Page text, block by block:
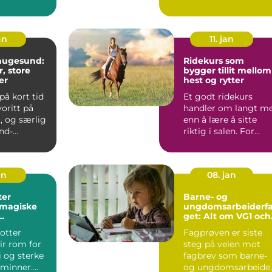
hverda...
store
kort tid
på
og særlig
11. jan
Ridekurs som
bygger tillit mellom
hest og rytter
Et godt ridekurs
handler om langt
enn å lære å sitte
riktig i salen. For
starten ...
rom for
og sterke
08. jan
Barne- og
ungdomsarbeiderfa
get: Alt om VG1 och
Fagprøven er siste
steg på veien mot
fagbrev som barne-
og